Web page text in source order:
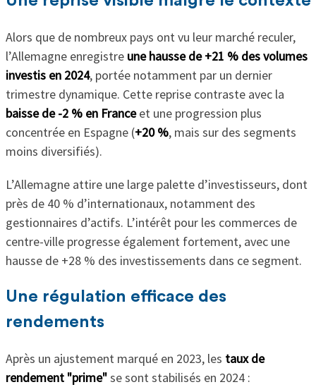
Alors que de nombreux pays ont vu leur marché reculer,
l’Allemagne enregistre une hausse de +21 % des volumes
investis en 2024, portée notamment par un dernier
trimestre dynamique. Cette reprise contraste avec la
baisse de -2 % en Franceet une progression plus
concentrée en Espagne (+20 %, mais sur des segments
moins diversifiés).
L’Allemagne attire une large palette d’investisseurs, dont
près de 40 % d’internationaux, notamment des
gestionnaires d’actifs. L’intérêt pour les commerces de
centre-ville progresse également fortement, avec une
hausse de +28 % des investissements dans ce segment.
Une régulation efficace des
rendements
Après un ajustement marqué en 2023, les taux de
rendement "prime"se sont stabilisés en 2024 :